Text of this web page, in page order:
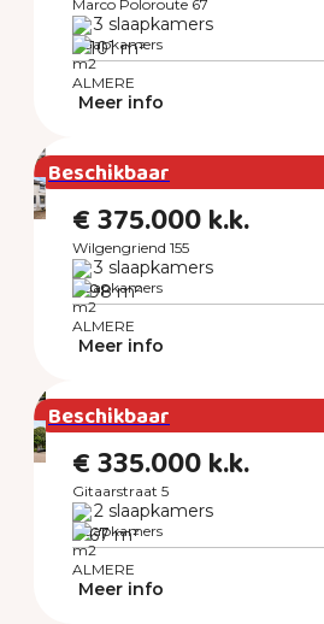
Marco Poloroute 67
3 slaapkamers
101 m²
ALMERE
Meer info
Beschikbaar
€ 375.000 k.k.
Wilgengriend 155
3 slaapkamers
98 m²
ALMERE
Meer info
Beschikbaar
€ 335.000 k.k.
Gitaarstraat 5
2 slaapkamers
67 m²
ALMERE
Meer info